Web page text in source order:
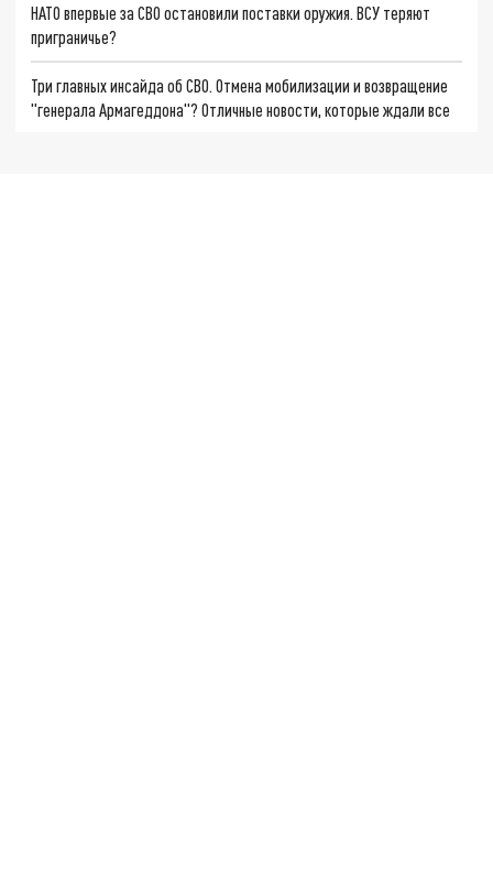
НАТО впервые за СВО остановили поставки оружия. ВСУ теряют
приграничье?
Три главных инсайда об СВО. Отмена мобилизации и возвращение
"генерала Армагеддона"? Отличные новости, которые ждали все